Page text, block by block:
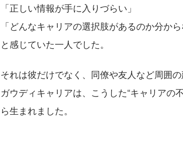
「正しい情報が手に入りづらい」
「どんなキャリアの選択肢があるのか分から
と感じていた一人でした。
それは彼だけでなく、同僚や友人など周囲
ガウディキャリアは、こうした“キャリアの
ら生まれました。